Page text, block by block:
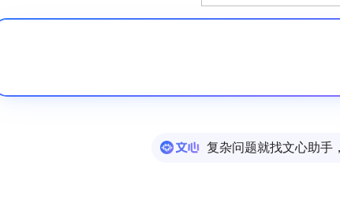
复杂问题就找文心助手